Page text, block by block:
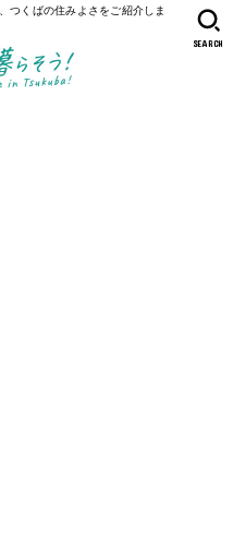
つくばの住みよさをご紹介しま
SEARCH